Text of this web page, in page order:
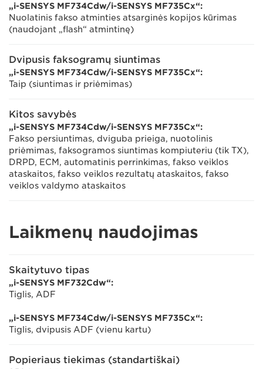
„i-SENSYS MF734Cdw/i-SENSYS MF735Cx“:
Nuolatinis fakso atminties atsarginės kopijos kūrimas
(naudojant „flash“ atmintinę)
Dvipusis faksogramų siuntimas
„i-SENSYS MF734Cdw/i-SENSYS MF735Cx“:
Taip (siuntimas ir priėmimas)
Kitos savybės
„i-SENSYS MF734Cdw/i-SENSYS MF735Cx“:
Fakso persiuntimas, dviguba prieiga, nuotolinis
priėmimas, faksogramos siuntimas kompiuteriu (tik TX),
DRPD, ECM, automatinis perrinkimas, fakso veiklos
ataskaitos, fakso veiklos rezultatų ataskaitos, fakso
veiklos valdymo ataskaitos
Laikmenų naudojimas
Skaitytuvo tipas
„i-SENSYS MF732Cdw“:
Tiglis, ADF
„i-SENSYS MF734Cdw/i-SENSYS MF735Cx“:
Tiglis, dvipusis ADF (vienu kartu)
Popieriaus tiekimas (standartiškai)